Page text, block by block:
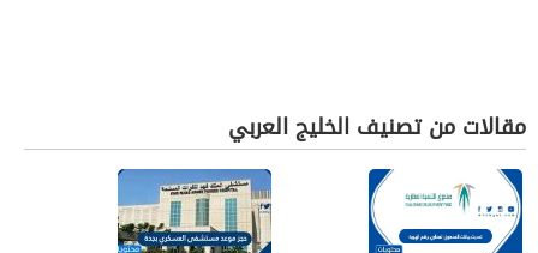
مقالات من تصنيف الخليج العربي